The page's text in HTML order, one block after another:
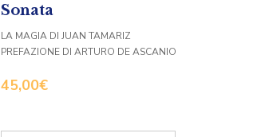
Sonata
45,00€
LA MAGIA DI JUAN TAMARIZ
PREFAZIONE DI ARTURO DE ASCANIO